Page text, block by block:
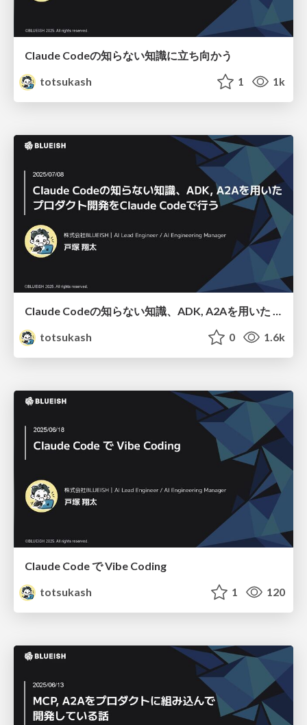
Claude Codeの知らない知識に立ち向かう
totsukash
1 1k
Claude Codeの知らない知識、ADK, A2Aを用いた プロダクト開発をClaude Codeで行う
totsukash
0 1.6k
Claude Code で Vibe Coding
totsukash
1 120